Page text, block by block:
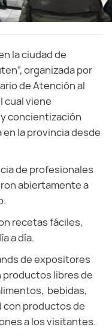
la ciudad de
organizada por
de Atención al
cual viene
concientización
en la provincia desde
de profesionales
abiertamente a
recetas fáciles,
a día.
de expositores
libres de
bebidas,
con productos de
a los visitantes.